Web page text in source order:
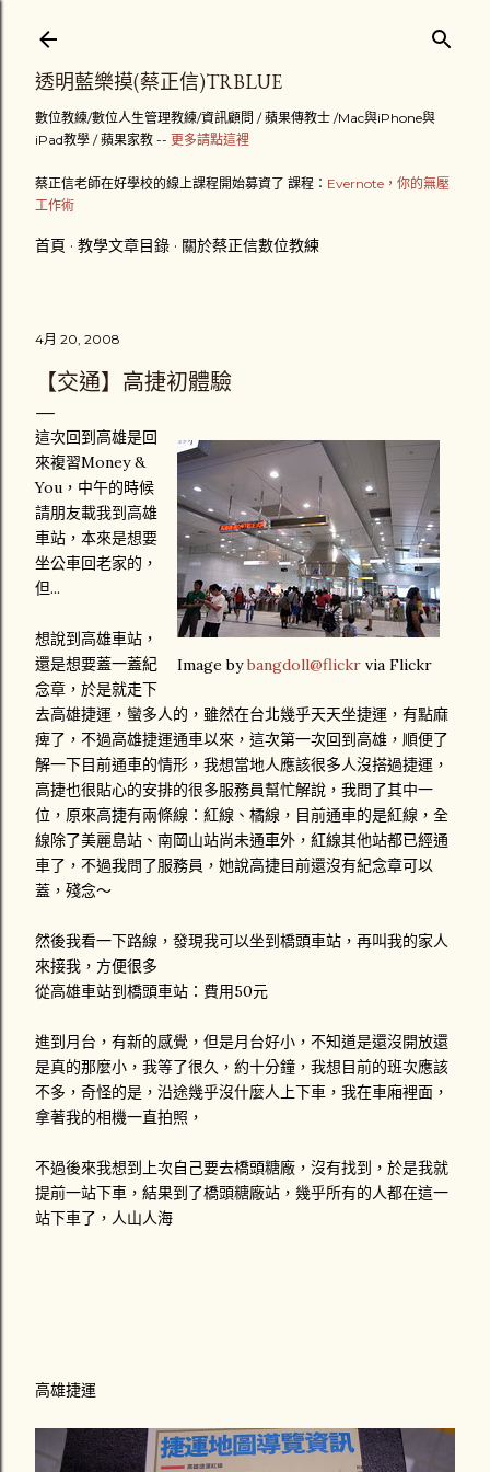
透明藍樂摸(蔡正信)TRBLUE
數位教練/數位人生管理教練/資訊顧問 / 蘋果傳教士 /Mac與iPhone與
iPad教學 / 蘋果家教 -- 更多請點這裡
蔡正信老師在好學校的線上課程開始募資了 課程： Evernote，你的無壓
工作術
首頁 教學文章目錄 關於蔡正信數位教練
4月 20, 2008
【交通】高捷初體驗
Image bybangdoll@flickr via Flickr
這次回到高雄是回
來複習Money &
You，中午的時候
請朋友載我到高雄
車站，本來是想要
坐公車回老家的，
但...
想說到高雄車站，
還是想要蓋一蓋紀
念章，於是就走下
去高雄捷運，蠻多人的，雖然在台北幾乎天天坐捷運，有點麻
痺了，不過高雄捷運通車以來，這次第一次回到高雄，順便了
解一下目前通車的情形，我想當地人應該很多人沒搭過捷運，
高捷也很貼心的安排的很多服務員幫忙解說，我問了其中一
位，原來高捷有兩條線：紅線、橘線，目前通車的是紅線，全
線除了美麗島站、南岡山站尚未通車外，紅線其他站都已經通
車了，不過我問了服務員，她說高捷目前還沒有紀念章可以
蓋，殘念～
然後我看一下路線，發現我可以坐到橋頭車站，再叫我的家人
來接我，方便很多
從高雄車站到橋頭車站：費用50元
進到月台，有新的感覺，但是月台好小，不知道是還沒開放還
是真的那麼小，我等了很久，約十分鐘，我想目前的班次應該
不多，奇怪的是，沿途幾乎沒什麼人上下車，我在車廂裡面，
拿著我的相機一直拍照，
不過後來我想到上次自己要去橋頭糖廠，沒有找到，於是我就
提前一站下車，結果到了橋頭糖廠站，幾乎所有的人都在這一
站下車了，人山人海
高雄捷運